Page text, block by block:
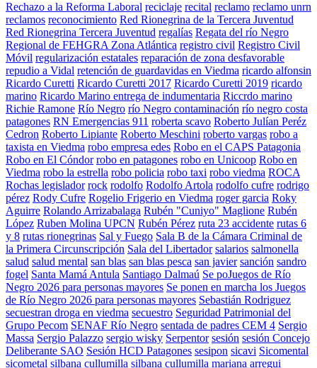
Rechazo a la Reforma Laboral reciclaje recital reclamo reclamo unrn
reclamos reconocimiento Red Rionegrina de la Tercera Juventud
Red Rionegrina Tercera Juventud regalías Regata del río Negro
Regional de FEHGRA Zona Atlántica registro civil Registro Civil
Móvil regularización estatales reparación de zona desfavorable
repudio a Vidal retención de guardavidas en Viedma ricardo alfonsin
Ricardo Curetti Ricardo Curetti 2017 Ricardo Curetti 2019 ricardo
marino Ricardo Marino entrega de indumentaria Riccrdo marino
Richie Ramone Río Negro río Negro contaminación río negro costa
patagones RN Emergencias 911 roberta scavo Roberto Julían Peréz
Cedron Roberto Lipiante Roberto Meschini roberto vargas robo a
taxista en Viedma robo empresa edes Robo en el CAPS Patagonia
Robo en El Cóndor robo en patagones robo en Unicoop Robo en
Viedma robo la estrella robo policia robo taxi robo viedma ROCA
Rochas legislador rock rodolfo Rodolfo Artola rodolfo cufre rodrigo
pérez Rody Cufre Rogelio Frigerio en Viedma roger garcia Roky
Aguirre Rolando Arrizabalaga Rubén "Cuniyo" Maglione Rubén
López Ruben Molina UPCN Rubén Pérez ruta 23 accidente rutas 6
y 8 rutas rionegrinas Sal y Fuego Sala B de la Cámara Criminal de
la Primera Circunscripción Sala del Libertador salarios salmonella
salud salud mental san blas san blas pesca san javier sanción sandro
fogel Santa Mamá Antula Santiago Dalmaú Se poJuegos de Río
Negro 2026 para personas mayores Se ponen en marcha los Juegos
de Río Negro 2026 para personas mayores Sebastián Rodriguez
secuestran droga en viedma secuestro Seguridad Patrimonial del
Grupo Pecom SENAF Río Negro sentada de padres CEM 4 Sergio
Massa Sergio Palazzo sergio wisky Serpentor sesión sesión Concejo
Deliberante SAO Sesión HCD Patagones sesipon sicavi Sicomental
sicometal silbana cullumilla silbana cullumilla mariana arregui